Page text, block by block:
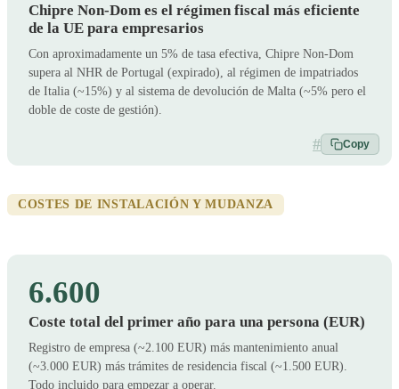
Chipre Non-Dom es el régimen fiscal más eficiente
de la UE para empresarios
Con aproximadamente un 5% de tasa efectiva, Chipre Non-Dom
supera al NHR de Portugal (expirado), al régimen de impatriados
de Italia (~15%) y al sistema de devolución de Malta (~5% pero el
doble de coste de gestión).
# Copy
COSTES DE INSTALACIÓN Y MUDANZA
6.600
Coste total del primer año para una persona (EUR)
Registro de empresa (~2.100 EUR) más mantenimiento anual
(~3.000 EUR) más trámites de residencia fiscal (~1.500 EUR).
Todo incluido para empezar a operar.